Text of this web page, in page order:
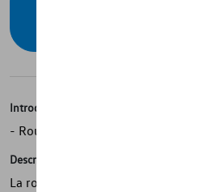
Introduction
- Roue d’hiver complète d’origine
Description
La roue complète d'hiver